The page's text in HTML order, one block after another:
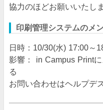
協力のほどお願いいたしま
印刷管理システムのメ
日時：10/30(水) 17:00～
影響： in Campus Print
る
お問い合わせはヘルプデ